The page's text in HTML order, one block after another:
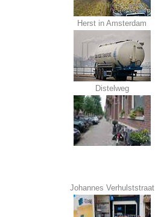
Herst in Amsterdam
Distelweg
Johannes Verhulststraat